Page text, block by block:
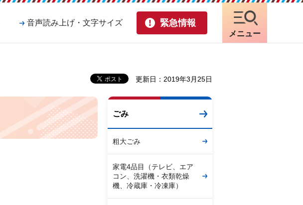
音声読み上げ・文字サイズ 緊急情報
メニュー
更新日：2019年3月25日
ごみ
粗大ごみ
家電4品目（テレビ、エア
コン、洗濯機・衣類乾燥
機、冷蔵庫・冷凍庫）